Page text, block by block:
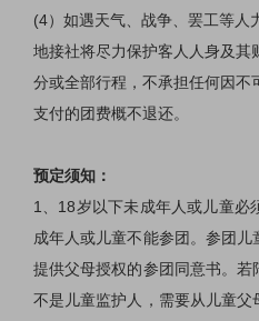
(4）如遇天气、战争、罢工等人
地接社将尽力保护客人人身及其
分或全部行程，不承担任何因不
支付的团费概不退还。
预定须知：
1
18岁以下未成年人或儿童必
成年人或儿童不能参团。参团
提供父母授权的参团同意书。
不是儿童监护人，需要从儿童